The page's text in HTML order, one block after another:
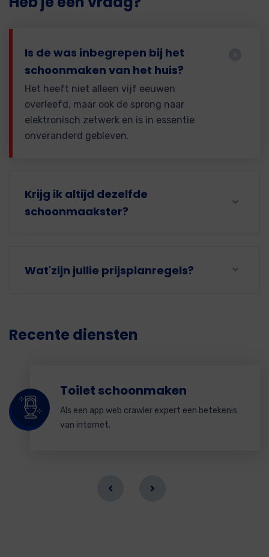
Is de was inbegrepen bij het
schoonmaken van het huis?
Het heeft niet alleen vijf eeuwen
overleefd, maar ook de sprong naar
elektronisch zetwerk en is in essentie
onveranderd gebleven.
Krijg ik altijd dezelfde
schoonmaakster?
Wat'zijn jullie prijsplanregels?
Recente diensten
Toilet schoonmaken
Als een app web crawler expert een betekenis
van internet.